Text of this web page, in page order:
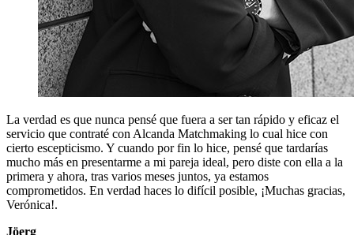
La verdad es que nunca pensé que fuera a ser tan rápido y eficaz el
servicio que contraté con Alcanda Matchmaking lo cual hice con
cierto escepticismo. Y cuando por fin lo hice, pensé que tardarías
mucho más en presentarme a mi pareja ideal, pero diste con ella a la
primera y ahora, tras varios meses juntos, ya estamos
comprometidos. En verdad haces lo difícil posible, ¡Muchas gracias,
Verónica!.
Jöerg